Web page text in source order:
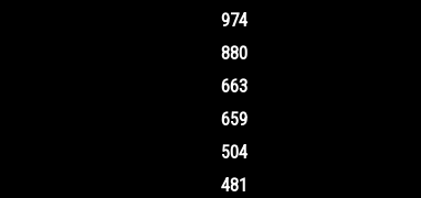
974
880
663
659
504
481